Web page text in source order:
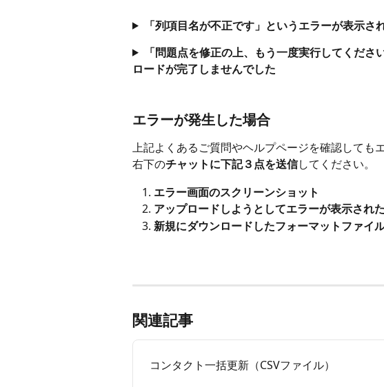
「列項目名が不正です」というエラーが表示
「問題点を修正の上、もう一度実行してくだ
ロードが完了しませんでした
エラーが発生した場合
上記よくあるご質問やヘルプページを確認しても
右下のチャットに下記３点を送信してください。
エラー画面のスクリーンショット
アップロードしようとしてエラーが表示され
新規にダウンロードしたフォーマットファイ
関連記事
コンタクト一括更新（CSVファイル）